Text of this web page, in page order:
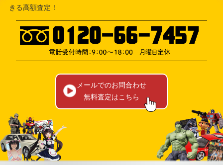
きる高額査定！
メールでのお問合わせ
無料査定はこちら